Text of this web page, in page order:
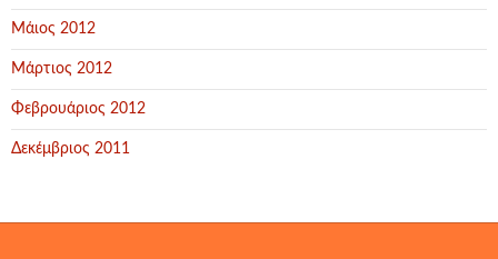
Μάιος 2012
Μάρτιος 2012
Φεβρουάριος 2012
Δεκέμβριος 2011